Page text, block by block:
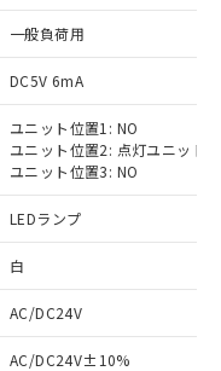
一般負荷用
DC5V 6mA
ユニット位置1: NO
ユニット位置2: 点灯ユニット
ユニット位置3: NO
LEDランプ
白
AC/DC24V
AC/DC24V±10%